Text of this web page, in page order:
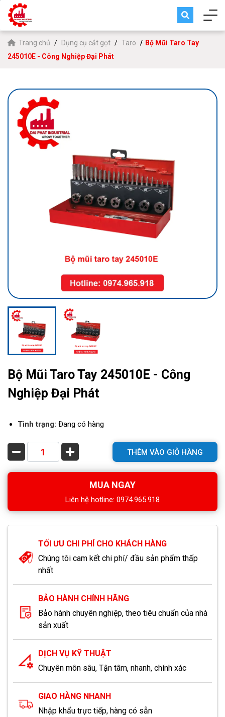
Trang chủ Dụng cụ cắt gọt Taro
Bộ Mũi Taro Tay
245010E - Công Nghiệp Đại Phát
Bộ Mũi Taro Tay 245010E - Công
Nghiệp Đại Phát
Tình trạng: Đang có hàng
THÊM VÀO GIỎ HÀNG
MUA NGAY
Liên hệ hotline: 0974.965.918
TỐI ƯU CHI PHÍ CHO KHÁCH HÀNG
Chúng tôi cam kết chi phí/ đầu sản phẩm thấp
nhất
BẢO HÀNH CHÍNH HÃNG
Bảo hành chuyên nghiệp, theo tiêu chuẩn của nhà
sản xuất
DỊCH VỤ KỸ THUẬT
Chuyên môn sâu, Tận tâm, nhanh, chính xác
GIAO HÀNG NHANH
Nhập khẩu trực tiếp, hàng có sẵn